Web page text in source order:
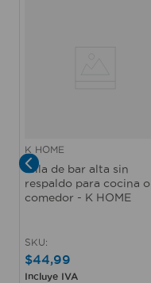
K HOME
Silla de bar alta sin
respaldo para cocina o
comedor - K HOME
SKU:
$44,99
Incluye IVA